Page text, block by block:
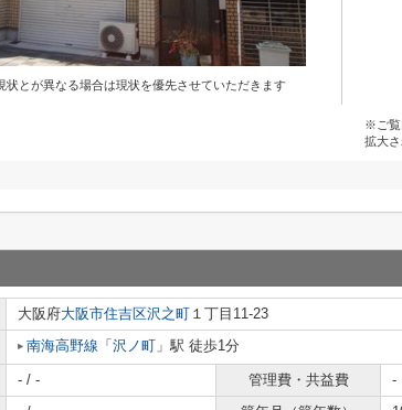
とが異なる場合は現状を優先させていただきます
※ご覧
拡大さ
大阪府大阪市住吉区沢之町 １丁目11-23
南海高野線 「 沢ノ町 」駅 徒歩1分
- / - 管理費・共益費
-